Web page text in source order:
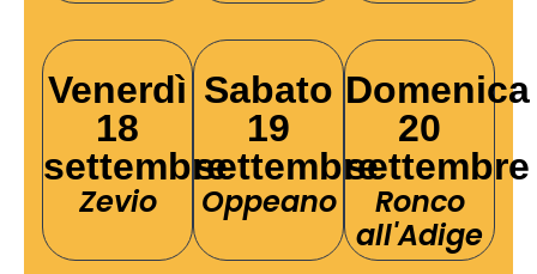
Venerdì
18
settembre
Zevio
Sabato
19
settembre
Oppeano
Domenica
20
settembre
Ronco
all'Adige